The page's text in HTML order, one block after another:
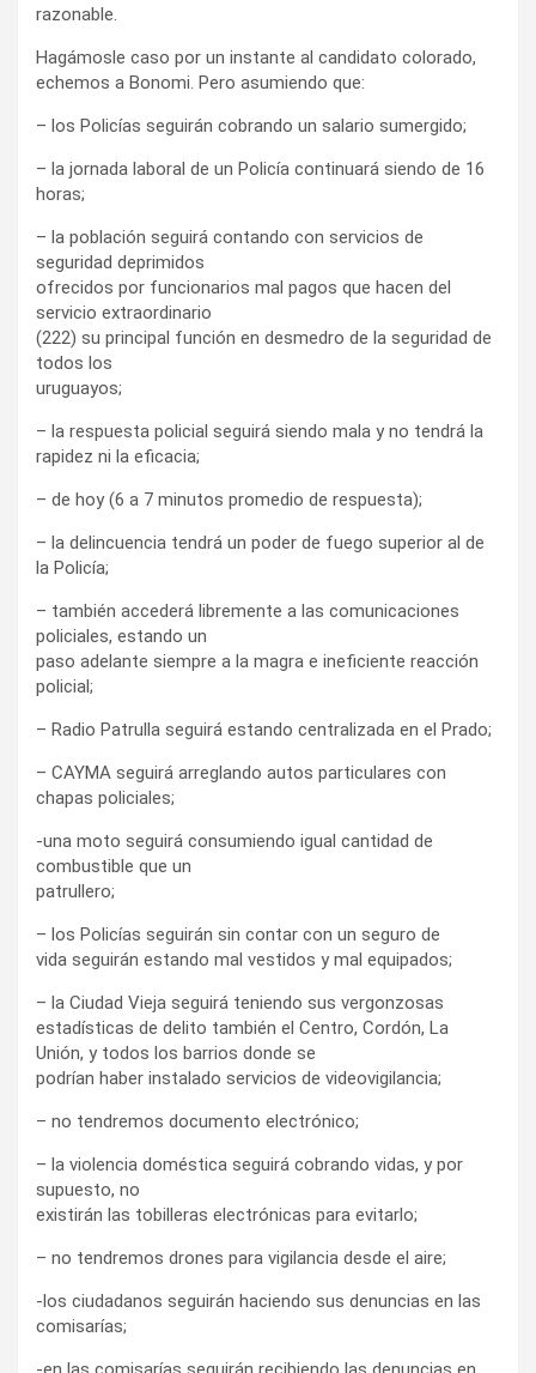
razonable.
Hagámosle caso por un instante al candidato colorado,
echemos a Bonomi. Pero asumiendo que:
– los Policías seguirán cobrando un salario sumergido;
– la jornada laboral de un Policía continuará siendo de 16
horas;
– la población seguirá contando con servicios de
seguridad deprimidos
ofrecidos por funcionarios mal pagos que hacen del
servicio extraordinario
(222) su principal función en desmedro de la seguridad de
todos los
uruguayos;
– la respuesta policial seguirá siendo mala y no tendrá la
rapidez ni la eficacia;
– de hoy (6 a 7 minutos promedio de respuesta);
– la delincuencia tendrá un poder de fuego superior al de
la Policía;
– también accederá libremente a las comunicaciones
policiales, estando un
paso adelante siempre a la magra e ineficiente reacción
policial;
– Radio Patrulla seguirá estando centralizada en el Prado;
– CAYMA seguirá arreglando autos particulares con
chapas policiales;
-una moto seguirá consumiendo igual cantidad de
combustible que un
patrullero;
– los Policías seguirán sin contar con un seguro de
vida seguirán estando mal vestidos y mal equipados;
– la Ciudad Vieja seguirá teniendo sus vergonzosas
estadísticas de delito también el Centro, Cordón, La
Unión, y todos los barrios donde se
podrían haber instalado servicios de videovigilancia;
– no tendremos documento electrónico;
– la violencia doméstica seguirá cobrando vidas, y por
supuesto, no
existirán las tobilleras electrónicas para evitarlo;
– no tendremos drones para vigilancia desde el aire;
-los ciudadanos seguirán haciendo sus denuncias en las
comisarías;